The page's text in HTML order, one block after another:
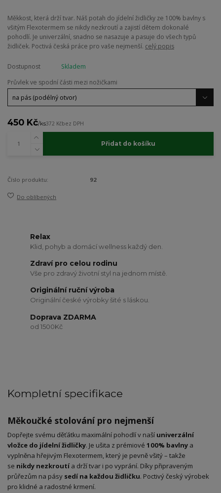
Měkkost, která drží tvar. Náš potah do jídelní židličky ze 100% bavlny s
všitým Flexotermem se nikdy nezkroutí a zajistí dětem dokonalé
pohodlí. Je univerzální, snadno se nasazuje a pasuje do všech typů
židliček. Poctivá česká práce pro vaše nejmenší. celý popis
Dostupnost
Skladem
Průvlek ve spodní části mezi nožičkami
450 Kč/ks372 Kčbez DPH
Přidat do košíku
Číslo produktu: 92
Do oblíbených
Relax
Klid, pohyb a domácí wellness každý den.
Zdraví pro celou rodinu
Vše pro zdravý životní styl na jednom místě.
Originální ruční výroba
Originální české výrobky šité s láskou.
Doprava ZDARMA
od 1500Kč
Kompletní specifikace
Měkoučké stolování pro nejmenší
Dopřejte svému děťátku maximální pohodlí v naší univerzální
vložce do jídelní židličky. Je ušita z prémiové 100% bavlny a
vyplněna hřejivým Flexotermem, který je pevně všitý – takže
se nikdy nezkroutía drží tvar i po vyprání. Díky připraveným
průřezům na pásy sedí na každou židličku. Poctivý český výrobek
pro klidné a radostné krmení.